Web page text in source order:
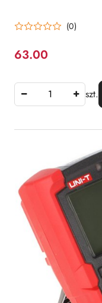
(0)
Cena:
63.00
szt.